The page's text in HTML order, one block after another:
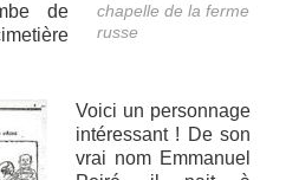
chapelle de la ferme
russe
de
Voici un personnage
intéressant ! De son
vrai nom Emmanuel